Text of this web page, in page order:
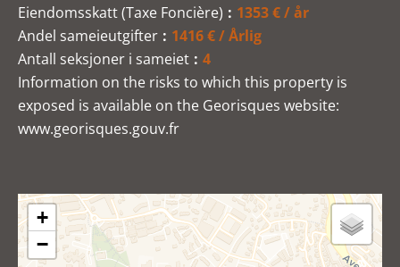
Eiendomsskatt (Taxe Foncière)
1353 € / år
Andel sameieutgifter
1416 € / Årlig
Antall seksjoner i sameiet
4
Information on the risks to which this property is
exposed is available on the Georisques website:
www.georisques.gouv.fr
+
−